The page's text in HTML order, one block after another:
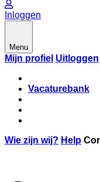
Inloggen
Menu
Mijn profiel Uitloggen
Vacaturebank
Wie zijn wij? Help